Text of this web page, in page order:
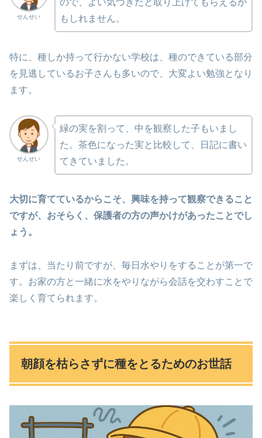
せんせい
ので、よい気づきだと取り上げてもらえるか
もしれません。
特に、種しか持って行かない学校は、種のできている部分
を見逃しているお子さんも多いので、大変よい勉強となり
ます。
せんせい
緑の実を割って、中を観察した子もいまし
た。茶色になった実と比較して、日記に書い
てきていました。
大切に育てているからこそ、興味を持って観察できること
ですが、おそらく、保護者の方の声かけがあったことでし
ょう。
まずは、当たり前ですが、毎日水やりをすることが第一で
す。お家の方と一緒に水をやりながら会話を交わすことで
楽しく育てられます。
朝顔を枯らさずに種をとるためのお世話